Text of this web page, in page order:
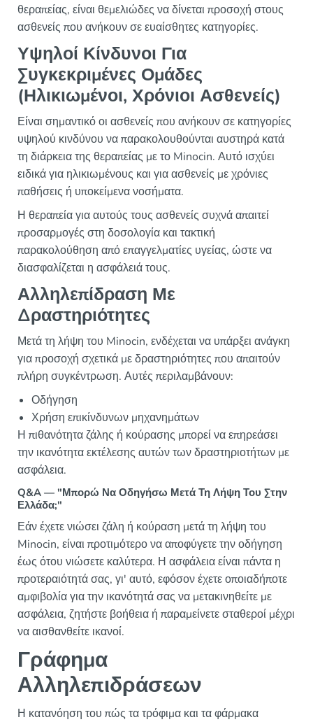
θεραπείας, είναι θεμελιώδες να δίνεται προσοχή στους
ασθενείς που ανήκουν σε ευαίσθητες κατηγορίες.
Υψηλοί Κίνδυνοι Για
Συγκεκριμένες Ομάδες
(Ηλικιωμένοι, Χρόνιοι Ασθενείς)
Είναι σημαντικό οι ασθενείς που ανήκουν σε κατηγορίες
υψηλού κινδύνου να παρακολουθούνται αυστηρά κατά
τη διάρκεια της θεραπείας με το Minocin. Αυτό ισχύει
ειδικά για ηλικιωμένους και για ασθενείς με χρόνιες
παθήσεις ή υποκείμενα νοσήματα.
Η θεραπεία για αυτούς τους ασθενείς συχνά απαιτεί
προσαρμογές στη δοσολογία και τακτική
παρακολούθηση από επαγγελματίες υγείας, ώστε να
διασφαλίζεται η ασφάλειά τους.
Αλληλεπίδραση Με
Δραστηριότητες
Μετά τη λήψη του Minocin, ενδέχεται να υπάρξει ανάγκη
για προσοχή σχετικά με δραστηριότητες που απαιτούν
πλήρη συγκέντρωση. Αυτές περιλαμβάνουν:
Οδήγηση
Χρήση επικίνδυνων μηχανημάτων
Η πιθανότητα ζάλης ή κούρασης μπορεί να επηρεάσει
την ικανότητα εκτέλεσης αυτών των δραστηριοτήτων με
ασφάλεια.
Q&A — "Μπορώ Να Οδηγήσω Μετά Τη Λήψη Του Στην
Ελλάδα;"
Εάν έχετε νιώσει ζάλη ή κούραση μετά τη λήψη του
Minocin, είναι προτιμότερο να αποφύγετε την οδήγηση
έως ότου νιώσετε καλύτερα. Η ασφάλεια είναι πάντα η
προτεραιότητά σας, γι' αυτό, εφόσον έχετε οποιαδήποτε
αμφιβολία για την ικανότητά σας να μετακινηθείτε με
ασφάλεια, ζητήστε βοήθεια ή παραμείνετε σταθεροί μέχρι
να αισθανθείτε ικανοί.
Γράφημα
Αλληλεπιδράσεων
Η κατανόηση του πώς τα τρόφιμα και τα φάρμακα